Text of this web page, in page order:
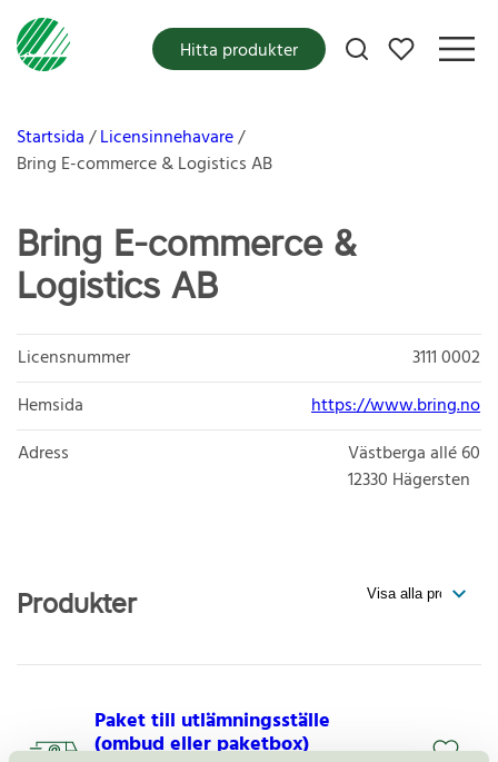
Mina favoriter
Hitta produkter
Startsida
Licensinnehavare
Bring E-commerce & Logistics AB
Bring E-commerce &
Logistics AB
Licensnummer
3111 0002
Hemsida
https://www.bring.no
Adress
Västberga allé 60
12330 Hägersten
Produkter
Paket till utlämningsställe
(ombud eller paketbox)